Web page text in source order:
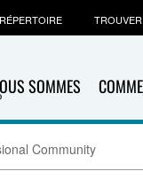
SOMMES
Community